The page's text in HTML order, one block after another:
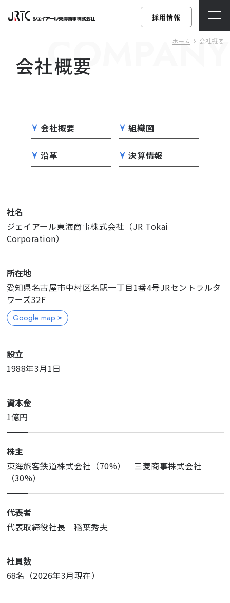
採用情報
ホーム 会社概要
会社概要
COMPANY
会社概要 組織図
沿革 決算情報
社名
ジェイアール東海商事株式会社（JR Tokai
Corporation）
所在地
愛知県名古屋市中村区名駅一丁目1番4号JRセントラルタ
ワーズ32F
Google map
設立
1988年3月1日
資本金
1億円
株主
東海旅客鉄道株式会社（70%） 三菱商事株式会社
（30%）
代表者
代表取締役社長 稲葉秀夫
社員数
68名（2026年3月現在）